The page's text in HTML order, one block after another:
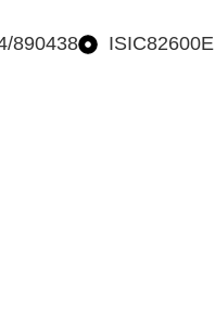
890438 ISIC82600E